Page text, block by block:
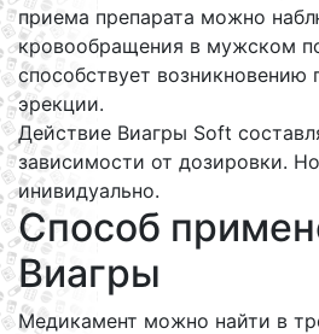
приема препарата можно
кровообращения в мужском
способствует возникновению
эрекции.
Действие Виагры Soft
зависимости от дозировки.
инивидуально.
Способ
Виагры
Медикамент можно найти в